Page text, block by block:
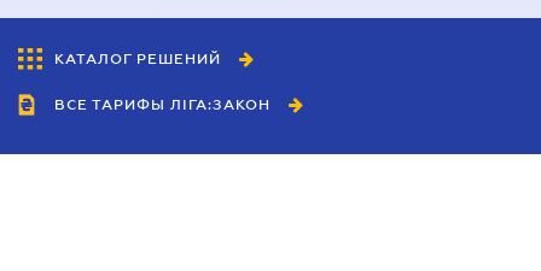
КАТАЛОГ РЕШЕНИЙ
ВСЕ ТАРИФЫ ЛІГА:ЗАКОН